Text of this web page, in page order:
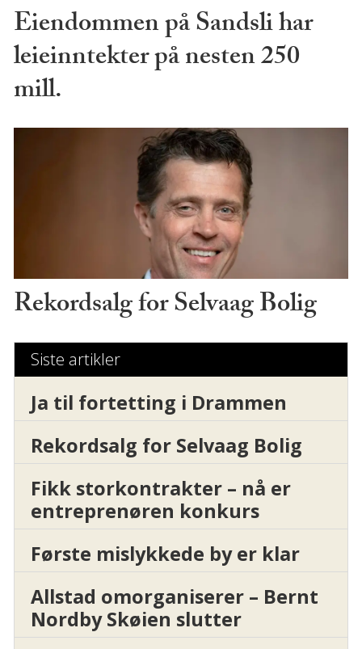
Eiendommen på Sandsli har
leieinntekter på nesten 250
mill.
Rekordsalg for Selvaag Bolig
Siste artikler
Ja til fortetting i Drammen
Rekordsalg for Selvaag Bolig
Fikk storkontrakter – nå er
entreprenøren konkurs
Første mislykkede by er klar
Allstad omorganiserer – Bernt
Nordby Skøien slutter